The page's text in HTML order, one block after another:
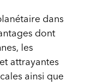
dans
dont
les
attrayantes
ainsi que